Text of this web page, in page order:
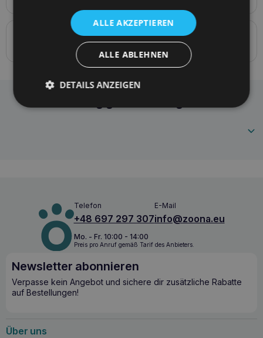
Schlüsselband Samba M 150 x 2cm
Details zur Konformität des Produkts mit den
Vorschriften: Produktverantwortung
Amiplay Leine Samba M Orange
Telefon
+48 697 297 307
E-Mail
info@zoona.eu
Mo. - Fr. 10:00 - 14:00
Preis pro Anruf gemäß Tarif des Anbieters.
Newsletter abonnieren
Verpasse kein Angebot und sichere dir zusätzliche Rabatte
auf Bestellungen!
Über uns
ALLE AKZEPTIEREN
ALLE ABLEHNEN
DETAILS ANZEIGEN